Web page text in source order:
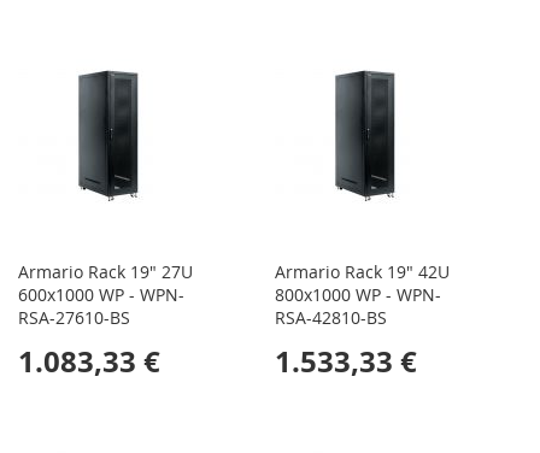
DESEOS
Armario Rack 19" 27U
600x1000 WP - WPN-
RSA-27610-BS
1.083,33 €
Armario Rack 19" 42U
800x1000 WP - WPN-
RSA-42810-BS
1.533,33 €